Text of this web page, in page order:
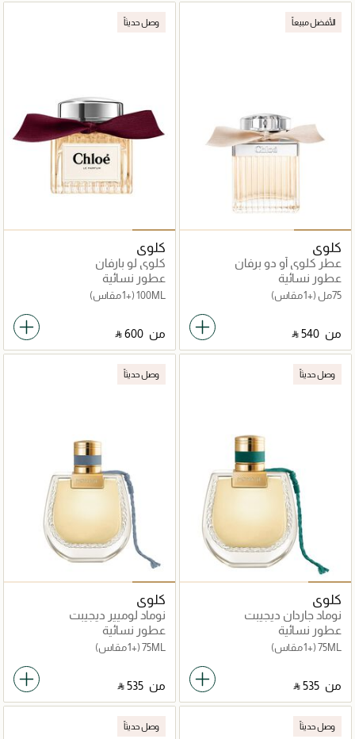
الأفضل مبيعاً
كلوي
عطر كلوي أو دو برفان
عطور نسائية
(+1 مقاس)
من ‎ ⃁ ⁦540⁩ ‎
وصل حديثاً
كلوي
كلوي لو بارفان
عطور نسائية
100ML(+1 مقاس)
من ‎ ⃁ ⁦600⁩ ‎
وصل حديثاً
كلوي
نوماد جاردان ديجيبت
عطور نسائية
75ML(+1 مقاس)
من ‎ ⃁ ⁦535⁩ ‎
وصل حديثاً
كلوي
نوماد لوميير ديجيبت
عطور نسائية
75ML(+1 مقاس)
من ‎ ⃁ ⁦535⁩ ‎
وصل حديثاً وصل حديثاً